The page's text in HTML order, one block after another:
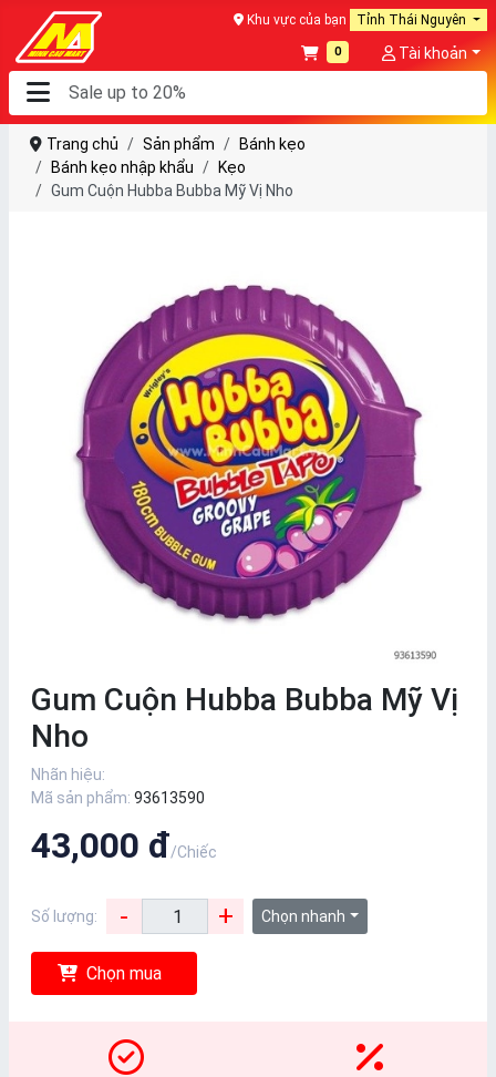
Khu vực của bạn Tỉnh Thái Nguyên
0 Tài khoản
Trang chủ Sản phẩm
Bánh kẹo
Bánh kẹo nhập khẩu
Kẹo
Gum Cuộn Hubba Bubba Mỹ Vị Nho
Gum Cuộn Hubba Bubba Mỹ Vị
Nho
Nhãn hiệu:
Mã sản phẩm: 93613590
43,000 đ/Chiếc
Số lượng: - + Chọn nhanh
Chọn mua